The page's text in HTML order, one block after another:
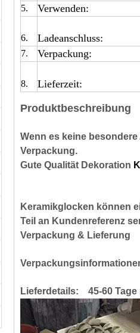
5. Verwenden:
6. Ladeanschluss:
7. Verpackung:
8. Lieferzeit:
Produktbeschreibung
Wenn es keine
Verpackung.
Gute Qualität Dekoration
Keramikglocken können
Teil an Kundenreferenz
Verpackung & Lieferung
Lieferdetails: 45-60 Tage